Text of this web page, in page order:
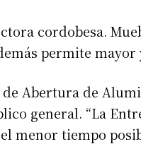
cordobesa.
permite
Abertura de
general. “La
menor tiempo